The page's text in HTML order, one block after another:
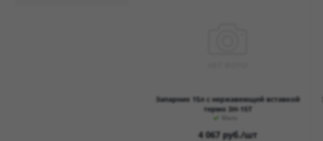
Запарник 15л с нержавеющей вставкой
термо ЗН-15Т
4 067руб./шт